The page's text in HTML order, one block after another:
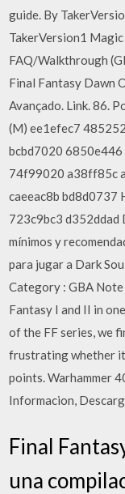
guide. By
TakerVersion1 Magic
FAQ/Walkthrough
Final Fantasy Dawn
Avançado. Link. 86.
(M) ee1efec7
bcbd7020
74f99020 a38ff85c
caeeac8b bd8d0737
723c9bc3 d352ddad
mínimos y
para jugar a Dark
Category : GBA
Fantasy I and II in
of the FF series, we
frustrating whether
points. Warhammer
Informacion,
Final
una